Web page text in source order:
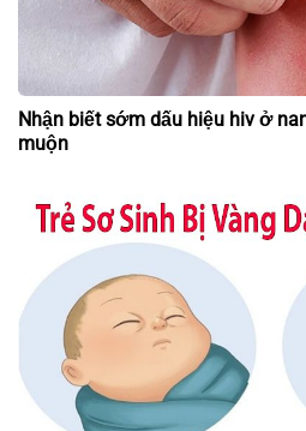
Nhận biết sớm dấu hiệu hiv ở
muộn